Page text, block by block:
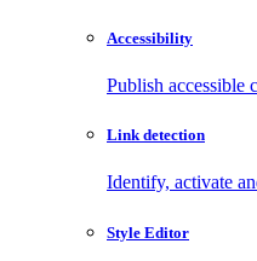
Accessibility
Publish accessible
Link detection
Identify, activate
Style Editor